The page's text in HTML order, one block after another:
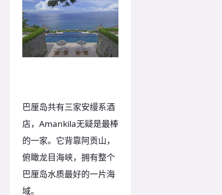
巴厘岛共有三家安缦系酒
店，Amankila无疑是最棒
的一家。它背靠阿贡山，
俯瞰龙目海峡，拥有整个
巴厘岛水质最好的一片海
域。